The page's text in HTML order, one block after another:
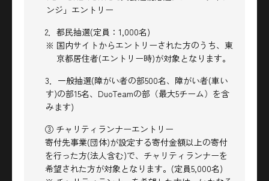
ンジ」エントリー
2．都民抽選(定員：1,000名)
※ 国内サイトからエントリーされた方のうち、東
京都居住者(エントリー時)が対象となります。
3．一般抽選(障がい者の部500名、障がい者(車い
す)の部15名、DuoTeamの部（最大5チーム）を含
みます)
③ チャリティランナーエントリー
寄付先事業(団体)が設定する寄付金額以上の寄付
を行った方(法人含む)で、チャリティランナーを
希望された方が対象となります。(定員5,000名)